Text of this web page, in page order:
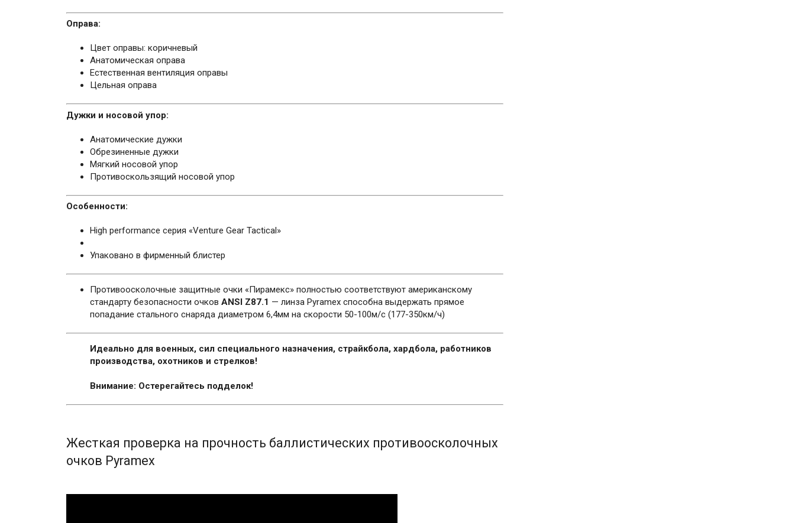
Оправа:
Цвет оправы: коричневый
Анатомическая оправа
Естественная вентиляция оправы
Цельная оправа
Дужки и носовой упор:
Анатомические дужки
Обрезиненные дужки
Мягкий носовой упор
Противоскользящий носовой упор
Особенности:
High performance серия «Venture Gear Tactical»
Упаковано в фирменный блистер
Противоосколочные защитные очки «Пирамекс» полностью соответствуют американскому
стандарту безопасности очковANSI Z87.1 — линза Pyramex способна выдержать прямое
попадание стального снаряда диаметром 6,4мм на скорости 50-100м/с (177-350км/ч)
Идеально для военных, сил специального назначения, страйкбола, хардбола, работников
производства, охотников и стрелков!
Внимание: Остерегайтесь подделок!
Жесткая проверка на прочность баллистических противоосколочных
очков Pyramex